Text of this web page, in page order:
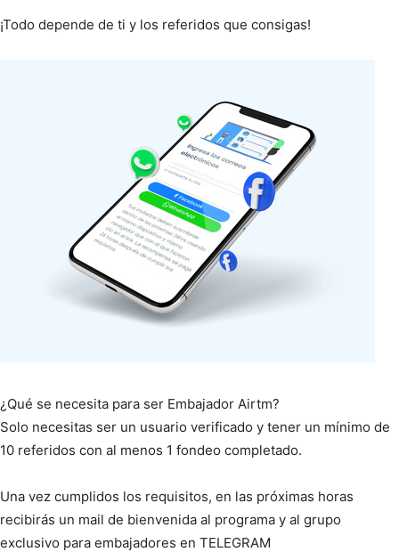
¡Todo depende de ti y los referidos que consigas!
¿Qué se necesita para ser Embajador Airtm?
Solo necesitas ser un usuario verificado y tener un mínimo de
10 referidos con al menos 1 fondeo completado.
Una vez cumplidos los requisitos, en las próximas horas
recibirás un mail de bienvenida al programa y al grupo
exclusivo para embajadores en TELEGRAM